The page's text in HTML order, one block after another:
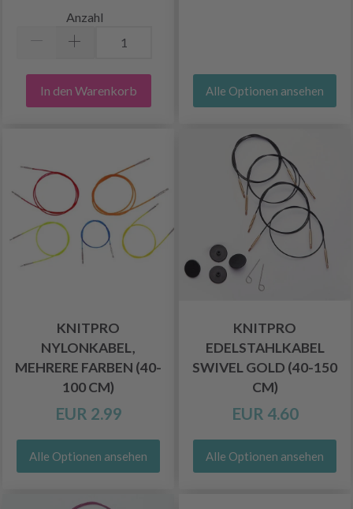
Anzahl
In den Warenkorb Alle Optionen ansehen
KNITPRO
NYLONKABEL,
MEHRERE FARBEN (40-
100 CM)
EUR 2.99
Alle Optionen ansehen
KNITPRO
EDELSTAHLKABEL
SWIVEL GOLD (40-150
CM)
EUR 4.60
Alle Optionen ansehen